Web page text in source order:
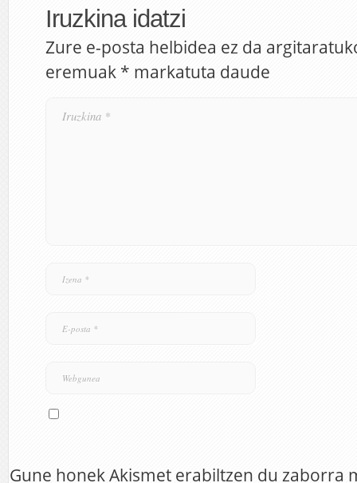
Iruzkina idatzi
Zure e-posta helbidea ez da
eremuak * markatuta daude
Gune honek Akismet erabiltzen du zaborra